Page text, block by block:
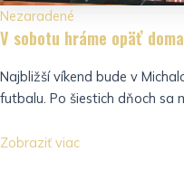
Nezaradené
V sobotu hráme opäť
Najbližší víkend bude v
futbalu. Po šiestich dňoch sa
Zobraziť viac